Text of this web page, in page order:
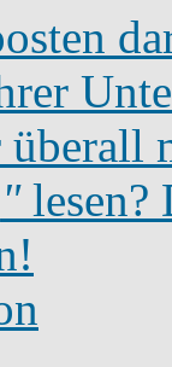
lesen?